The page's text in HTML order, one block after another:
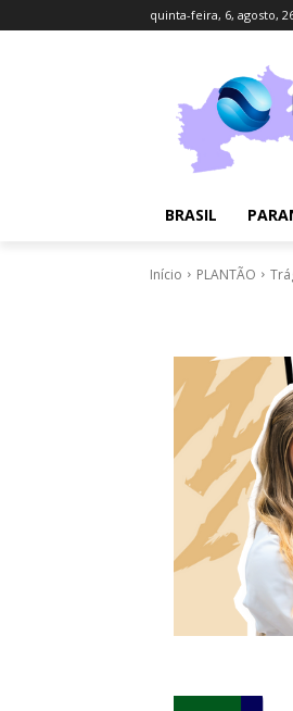
quinta-feira, 6, agosto,
BRASIL
Início PLANTÃO